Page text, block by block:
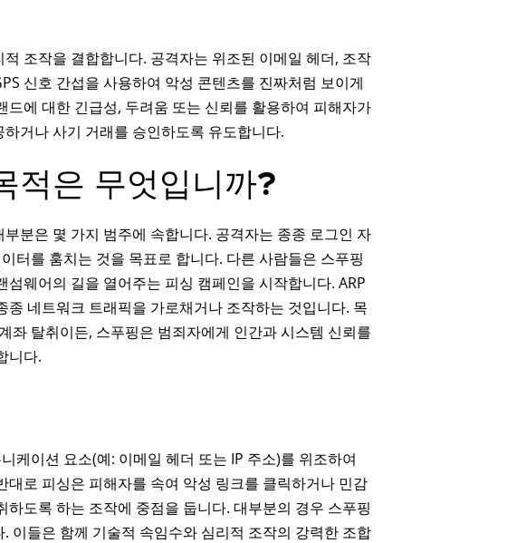
조작을 결합합니다. 공격자는 위조된 이메일 헤더, 조작
신호 간섭을 사용하여 악성 콘텐츠를 진짜처럼 보이게
드에 대한 긴급성, 두려움 또는 신뢰를 활용하여 피해자가
거나 사기 거래를 승인하도록 유도합니다.
적은 무엇입니까?
분은 몇 가지 범주에 속합니다. 공격자는 종종 로그인 자
터를 훔치는 것을 목표로 합니다. 다른 사람들은 스푸핑
섬웨어의 길을 열어주는 피싱 캠페인을 시작합니다. ARP
종 네트워크 트래픽을 가로채거나 조작하는 것입니다. 목
좌 탈취이든, 스푸핑은 범죄자에게 인간과 시스템 신뢰를
니다.
케이션 요소(예: 이메일 헤더 또는 IP 주소)를 위조하여
대로 피싱은 피해자를 속여 악성 링크를 클릭하거나 민감
도록 하는 조작에 중점을 둡니다. 대부분의 경우 스푸핑
이들은 함께 기술적 속임수와 심리적 조작의 강력한 조합